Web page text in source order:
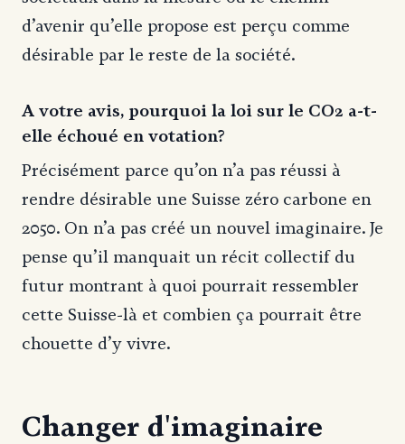
d’avenir qu’elle propose est perçu comme
désirable par le reste de la société.
A votre avis, pourquoi la loi sur le CO2 a-t-
elle échoué en votation?
Précisément parce qu’on n’a pas réussi à
rendre désirable une Suisse zéro carbone en
2050. On n’a pas créé un nouvel imaginaire. Je
pense qu’il manquait un récit collectif du
futur montrant à quoi pourrait ressembler
cette Suisse-là et combien ça pourrait être
chouette d’y vivre.
Changer d'imaginaire